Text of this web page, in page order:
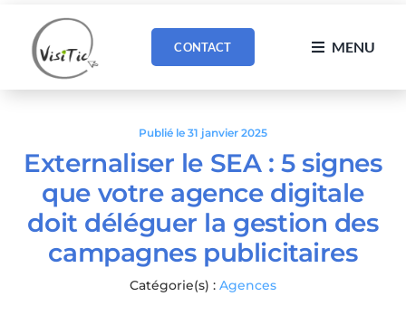
contenu
MENU
CONTACT
Publié le 31 janvier 2025
Externaliser le SEA : 5 signes
que votre agence digitale
doit déléguer la gestion des
campagnes publicitaires
Catégorie(s) : Agences